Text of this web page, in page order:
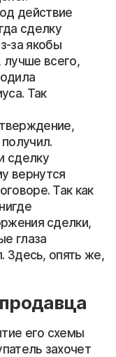
действие
сделку
за якобы
лучше всего,
Так
сделку
вернутся
Так как
сделки,
глаза
Здесь, опять же,
его схемы
захочет